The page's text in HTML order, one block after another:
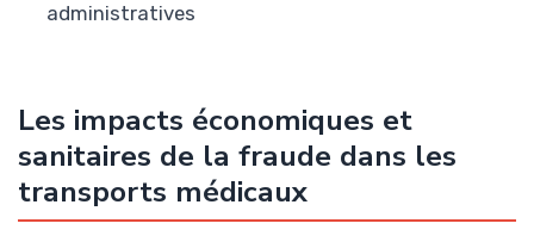
administratives
Les impacts économiques et
sanitaires de la fraude dans les
transports médicaux